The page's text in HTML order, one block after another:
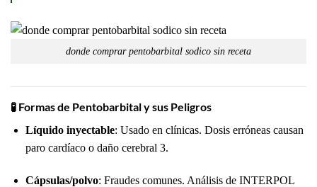
donde comprar pentobarbital sodico sin receta
🧪 Formas de Pentobarbital y sus Peligros
Líquido inyectable: Usado en clínicas. Dosis erróneas causan
paro cardíaco o daño cerebral 3.
Cápsulas/polvo: Fraudes comunes. Análisis de INTERPOL